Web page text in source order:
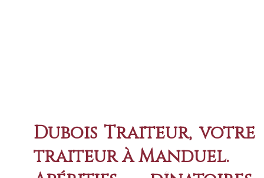
Dubois Traiteur, votre
traiteur à Manduel.